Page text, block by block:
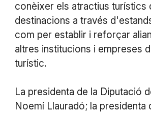
conèixer els atractius turístics
destinacions a través
com per establir i reforçar
altres institucions i empreses
turístic.
La presidenta de la Diputació
Noemí Llauradó; la presidenta